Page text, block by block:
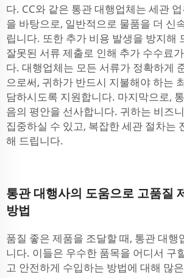
다. CC와 같은 통관 대행업체는 세관
을 바탕으로, 일반적으로 물품을 더 신
립니다. 또한 추가 비용 발생을 방지해
잘못된 서류 제출로 인해 추가 수수료
다. 대행업체는 모든 서류가 정확하게
으로써, 귀하가 반드시 지불해야 하는
담하시도록 지원합니다. 마지막으로,
음의 평안을 선사합니다. 귀하는 비즈
집중하실 수 있고, 복잡한 세관 절차는
해 드립니다.
통관 대행사의 도움으로 고품질
방법
품질 좋은 제품을 조달할 때, 통관 대행
니다. 이들은 우수한 품목을 어디서 구
고 안전하게 수입하는 방법에 대해 많